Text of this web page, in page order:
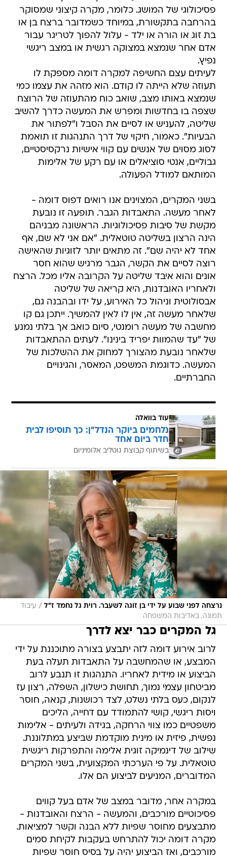
פסיכולוגי של המושג. כלומר, מקרה קיצוני שמסוקר
בהרחבה בתקשורת, במיוחד כשמדובר ברצח בן או
בת זוג או הורה או ילד - עלול להפוך לטריגר עבור
אדם אחר שנמצא במצוקה רגשית או במצב ריגשי
נפיץ.
לעיתים עצם החשיפה למקרה דומה מספקת לו
תעוזה שלא הייתה לו קודם. הוא מזהה את עצמו כמי
שנמצא באותו מצב, שואב כוח מהתעוזה של הרוצח
שצפה בו בחדשות ומפרש את המעשה כדרך להשיב
שליטה, להעניש או לסיים את הסבל ו"לפתור את
הבעיות". כאמור, חיקוי של דרך התנהגות זו תואמת
לסוג מסוים של אנשים עם קווי אישיות נרקסיסטיים,
גבוליים, אנטי סוציאלים או עם רקע של אלימות
המותאם למודל הפעולה.
בשני המקרים, המצוינים אנו רואים דפוס דומה -
לאחר מעשה. התאבדות הגבר. תופעה זו נובעת
מקשת של סיבות פסיכולוגיות. הראשונה מבניהם
הינה הרצון בשליטה טוטאלית. "אם אני לא שם, אף
אחד לא יהיה שם". זה מתאים יותר לזוגיות שהאישה
רוצה לסיים את הקשר, הגבר מרגיש שהוא חסר
אונים והוא איבד שליטה על הקרובה אליו מכל. הרצח
ולאחריו האובדנות, היא קריאה של שליטה
אבסולוטית וניהול כל האירוע, על ידו ובהבנה גם,
שלאחר מעשה זה, אין לו לאין להמשיך. ייתכן גם קו
מחשבה של מעשה רומנטי, סיום כואב אך בלתי נמנע
של "עד שהמוות יפריד בינינו". לעתים ההתאבדות
שלאחר נובעת מהצורך למחוק את ההשלכות של
המעשה. כדוגמת המשפט, המאסר, והגינויים
החברתיים.
עוד בוואלה
נלחמים ביוקר הנדל"ן: כך תוסיפו לבית
חדר ביום אחד
בשיתוף קבוצת גוטליב אלומיניום
נרצחה לפני שבוע על ידי בן זוגה לשעבר. רוית גל נחמד ז"ל / עיבוד
תמונה, באדיבות המשפחה
גל המקרים כבר יצא לדרך
לרוב אירוע דומה לזה יתבצע בצורה מתוכננת על ידי
המבצע, או שהמחשבה על התאבדות תעלה בעת
הביצוע או מידית לאחריו. התנהגות זו תנבע לרוב
מביטחון עצמי נמוך, תחושת כישלון, השפלה, רצון עז
לנקום, כעס בלתי נשלט, לצד רכושנות, קנאה, חוסר
ויסות ריגשי, קושי להתמודד עם דחייה, הליכים
משפטיים כמו צווי הרחקה, בגידה ולעיתים - אלימות
נפשית, פיזית או מינית מוקדמת שביצע במתלוננת.
שילוב של דינמיקה זוגית אלימה והתפרקות ריגשית
טוטאלית. על פי הערכתי המקצועית, בשני המקרים
המדוברים, המניעים לביצוע הם אלו.
במקרה אחר, מדובר במצב של אדם בעל קווים
פסיכוטיים מורכבים, והמעשה - הרצח והאובדנות -
מתבצעים מחוסר שפיות ללא הבנה וקשר למציאות.
מקרה דומה יכול להתרחש בעקבות לקיחת סמים
מורכבים, ואז הביצוע יהיה על בסיס חוסר שפיות